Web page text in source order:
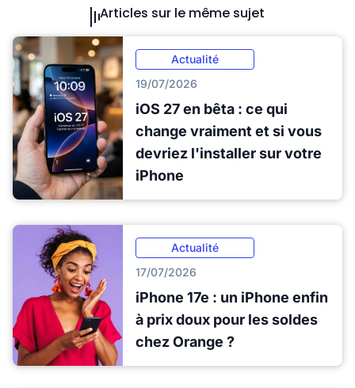
Articles sur le même sujet
Actualité
19/07/2026
iOS 27 en bêta : ce qui
change vraiment et si vous
devriez l'installer sur votre
iPhone
Actualité
17/07/2026
iPhone 17e : un iPhone enfin
à prix doux pour les soldes
chez Orange ?